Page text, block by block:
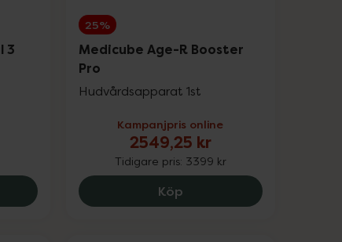
3
Crystal Retinal 3, 567.2 kr.
25%
Medicube Age-R Booster
Pro
Hudvårdsapparat 1st
Kampanjpris online
2549,25 kr
Tidigare pris: 3399 kr
KöpMedicube Age-R